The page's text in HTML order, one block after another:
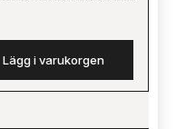
Lägg i varukorgen